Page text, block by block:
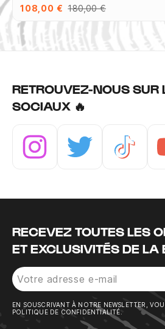
108,00 € 180,00 €
RETROUVEZ-NOUS SUR
SOCIAUX 🔥
RECEVEZ TOUTES LES
ET EXCLUSIVITÉS DE LA
EN SOUSCRIVANT À NOTRE NEWSLETTER,
POLITIQUE DE CONFIDENTIALITÉ.